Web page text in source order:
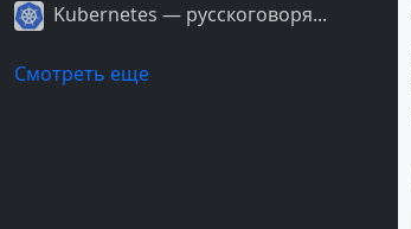
Kubernetes — русскоговоря...
Смотреть еще